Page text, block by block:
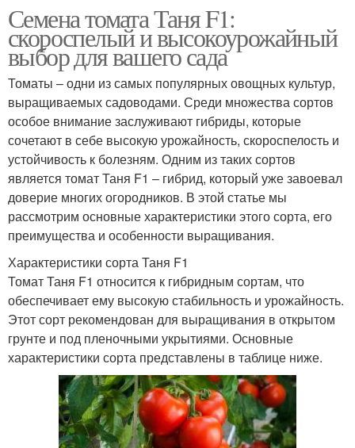
Семена томата Таня F1:
скороспелый и высокоурожайный
выбор для вашего сада
Томаты – одни из самых популярных овощных культур,
выращиваемых садоводами. Среди множества сортов
особое внимание заслуживают гибриды, которые
сочетают в себе высокую урожайность, скороспелость и
устойчивость к болезням. Одним из таких сортов
является томат Таня F1 – гибрид, который уже завоевал
доверие многих огородников. В этой статье мы
рассмотрим основные характеристики этого сорта, его
преимущества и особенности выращивания.
Характеристики сорта Таня F1
Томат Таня F1 относится к гибридным сортам, что
обеспечивает ему высокую стабильность и урожайность.
Этот сорт рекомендован для выращивания в открытом
грунте и под пленочными укрытиями. Основные
характеристики сорта представлены в таблице ниже.